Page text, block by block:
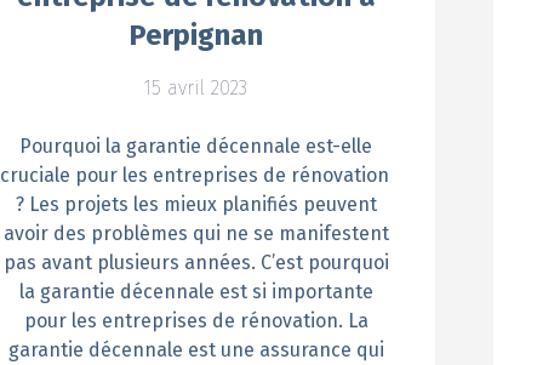
Perpignan
15 avril 2023
Pourquoi la garantie décennale est-elle
cruciale pour les entreprises de rénovation
? Les projets les mieux planifiés peuvent
avoir des problèmes qui ne se manifestent
pas avant plusieurs années. C’est pourquoi
la garantie décennale est si importante
pour les entreprises de rénovation. La
garantie décennale est une assurance qui